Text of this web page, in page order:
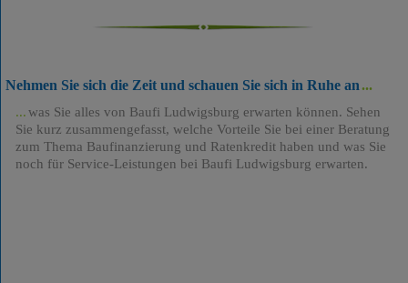
Nehmen Sie sich die Zeit und schauen Sie sich in Ruhe an
was Sie alles von Baufi Ludwigsburg erwarten können. Sehen
Sie kurz zusammengefasst, welche Vorteile Sie bei einer Beratung
zum Thema Baufinanzierung und Ratenkredit haben und was Sie
noch für Service-Leistungen bei Baufi Ludwigsburg erwarten.